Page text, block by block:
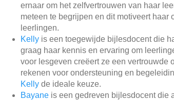
ernaar om het zelfvertrouwen van haar
meteen te begrijpen en dit motiveert
leerlingen.
Kelly is een toegewijde bijlesdocent die
graag haar kennis en ervaring om
voor lesgeven creëert ze een
rekenen voor ondersteuning en
Kelly de ideale keuze.
Bayane is een gedreven bijlesdocent die